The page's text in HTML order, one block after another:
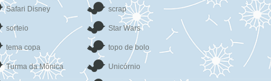
Safari Disney scrap
sorteio Star Wars
tema copa topo de bolo
Turma da Mônica Unicórnio